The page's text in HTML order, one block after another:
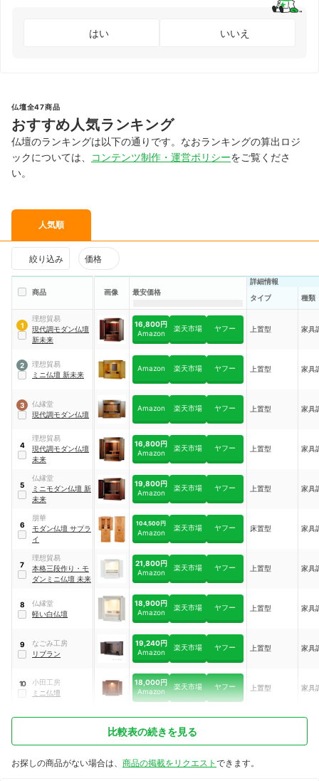
はい いいえ
仏壇全47商品
おすすめ人気ランキング
仏壇のランキングは以下の通りです。なおランキングの算出ロジ
ックについては、
コンテンツ制作・運営ポリシーをご覧くださ
い。
人気順
絞り込み 価格
商品 画像 最安価格
詳細情報
タイプ
種類
1
理想貿易
現代調モダン仏壇
新未来
16,800円
Amazon
楽天市場 ヤフー 上置型 家具
2
理想貿易
ミニ仏壇 新未来
Amazon 楽天市場 ヤフー 上置型 家具
3
仏縁堂
現代調モダン仏壇
Amazon 楽天市場 ヤフー 上置型 家具
4
理想貿易
現代調モダン仏壇
未来
16,800円
Amazon
楽天市場 ヤフー 上置型 家具
5
仏縁堂
ミニモダン仏壇 新
未来
19,800円
Amazon
楽天市場 ヤフー 上置型 家具
6
朋華
モダン仏壇 サプラ
イ
104,500円
Amazon
楽天市場 ヤフー 床置型 家具
7
理想貿易
本格三段作り・モ
ダンミニ仏壇 未来
21,800円
Amazon
楽天市場 ヤフー 上置型 家具
8
‎仏縁堂
軽い白仏壇
18,900円
Amazon
楽天市場 ヤフー 上置型 家具
9
なごみ工房
リブラン
19,240円
Amazon
楽天市場 ヤフー 上置型 家具
10
小田工房
ミニ仏壇
18,000円
Amazon
楽天市場 ヤフー 上置型 家具
比較表の続きを見る
お探しの商品がない場合は、 商品の掲載をリクエスト できます。